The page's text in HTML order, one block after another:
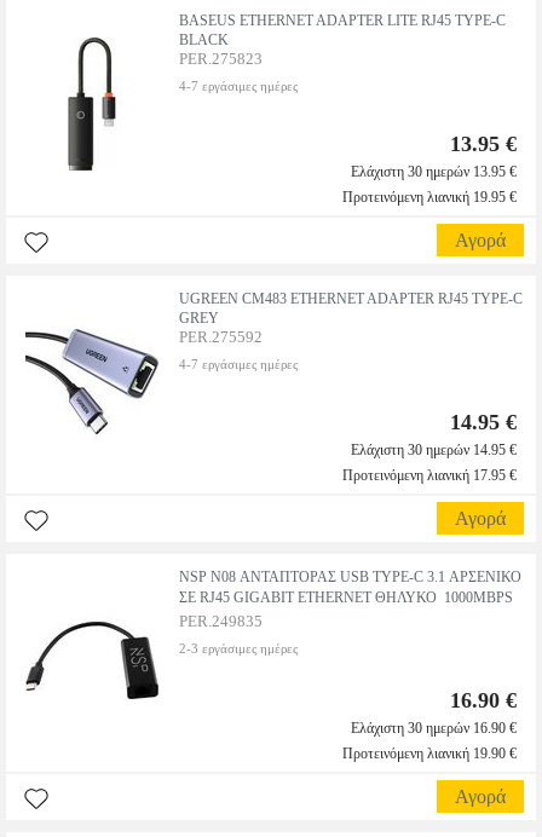
BASEUS ETHERNET ADAPTER LITE RJ45 TYPE-C
BLACK
PER.275823
4-7 εργάσιμες ημέρες
13.95 €
Ελάχιστη 30 ημερών 13.95 €
Προτεινόμενη λιανική 19.95 €
Αγορά
UGREEN CM483 ETHERNET ADAPTER RJ45 TYPE-C
GREY
PER.275592
4-7 εργάσιμες ημέρες
14.95 €
Ελάχιστη 30 ημερών 14.95 €
Προτεινόμενη λιανική 17.95 €
Αγορά
NSP N08 ΑΝΤΑΠΤΟΡΑΣ USB TYPE-C 3.1 ΑΡΣΕΝΙΚΟ
ΣΕ RJ45 GIGABIT ETHERNET ΘΗΛΥΚΟ  1000MBPS
PER.249835
2-3 εργάσιμες ημέρες
16.90 €
Ελάχιστη 30 ημερών 16.90 €
Προτεινόμενη λιανική 19.90 €
Αγορά